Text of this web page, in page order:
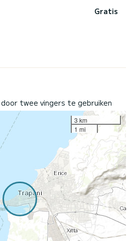
Gratis
twee vingers te gebruiken
3 km
1 mi